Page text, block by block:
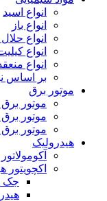
انواع اسید
انواع باز
انواع
انواع
انواع
بر اساس
موتور برق
موتور برق
موتور
موتور
هیدرولیک
آکومولاتور
اکچویتور
جک